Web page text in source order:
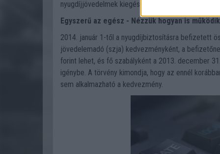
nyugdíjjövedelmek kiegészítéséhez.
Egyszerű az egész - Nézzük hogyan is
2014. január 1-től a nyugdíjbiztosításra befizetett
jövedelemadó (szja) kedvezményként, a
forint lehet, és fő szabályként a 2013. december
igénybe. A törvény kimondja, hogy az ennél
sem alkalmazható a kedvezmény.